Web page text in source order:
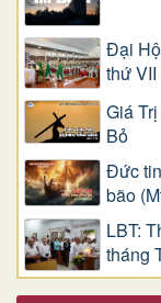
Đại
thứ
Giá
Bỏ
Đức
bão
LBT:
tháng